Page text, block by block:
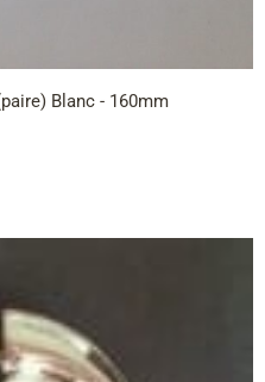
Blanc - 160mm